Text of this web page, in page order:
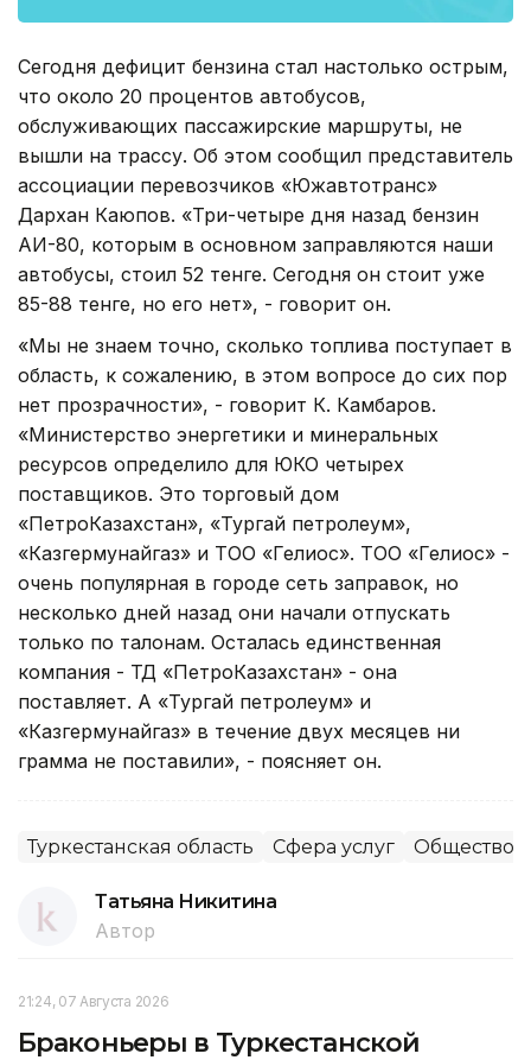
Сегодня дефицит бензина стал настолько острым,
что около 20 процентов автобусов,
обслуживающих пассажирские маршруты, не
вышли на трассу. Об этом сообщил представитель
ассоциации перевозчиков «Южавтотранс»
Дархан Каюпов. «Три-четыре дня назад бензин
АИ-80, которым в основном заправляются наши
автобусы, стоил 52 тенге. Сегодня он стоит уже
85-88 тенге, но его нет», - говорит он.
«Мы не знаем точно, сколько топлива поступает в
область, к сожалению, в этом вопросе до сих пор
нет прозрачности», - говорит К. Камбаров.
«Министерство энергетики и минеральных
ресурсов определило для ЮКО четырех
поставщиков. Это торговый дом
«ПетроКазахстан», «Тургай петролеум»,
«Казгермунайгаз» и ТОО «Гелиос». ТОО «Гелиос» -
очень популярная в городе сеть заправок, но
несколько дней назад они начали отпускать
только по талонам. Осталась единственная
компания - ТД «ПетроКазахстан» - она
поставляет. А «Тургай петролеум» и
«Казгермунайгаз» в течение двух месяцев ни
грамма не поставили», - поясняет он.
Туркестанская область Сфера услуг Общество
Татьяна Никитина
Автор
21:24, 07 Августа 2026
Браконьеры в Туркестанской